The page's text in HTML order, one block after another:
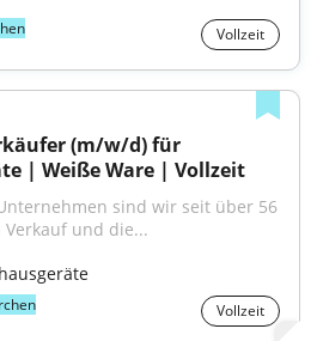
Vollzeit
(m/w/d) für
| Weiße Ware | Vollzeit
sind wir seit über 56
und die...
Vollzeit